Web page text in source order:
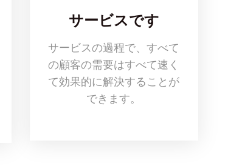
サービスです
サービスの過程で、すべて
の顧客の需要はすべて速く
て効果的に解決することが
できます。